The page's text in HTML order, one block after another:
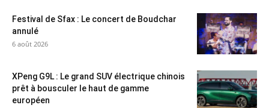
Festival de Sfax : Le concert de Boudchar
annulé
6 août 2026
XPeng G9L : Le grand SUV électrique chinois
prêt à bousculer le haut de gamme
européen